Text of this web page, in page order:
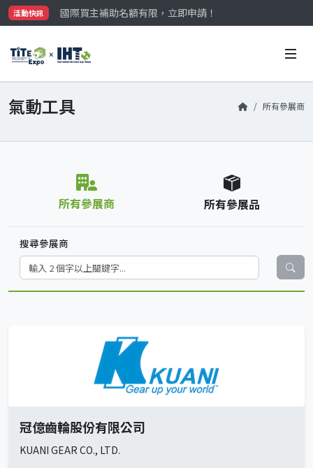
活動快訊
參觀門票開放申請中‼️
國際買主補助名額有限，立即申請！
氣動工具 所有參展商
所有參展商 所有參展品
搜尋參展商
冠億齒輪股份有限公司
KUANI GEAR CO., LTD.